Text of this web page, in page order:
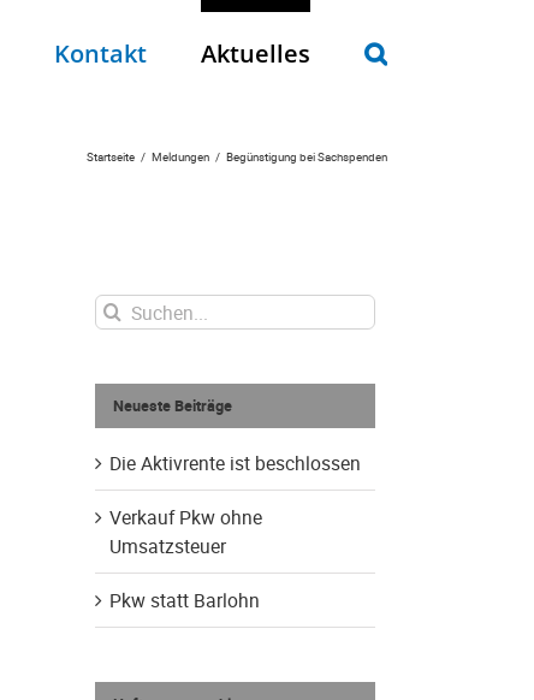
Kontakt Aktuelles
Startseite Meldungen Begünstigung bei Sachspenden
Suche
nach:
Neueste Beiträge
Die Aktivrente ist beschlossen
Verkauf Pkw ohne
Umsatzsteuer
Pkw statt Barlohn